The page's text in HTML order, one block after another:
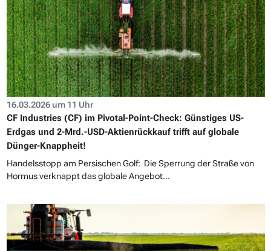
16.03.2026 um 11 Uhr
CF Industries (CF) im Pivotal-Point-Check: Günstiges US-
Erdgas und 2-Mrd.-USD-Aktienrückkauf trifft auf globale
Dünger-Knappheit!
Handelsstopp am Persischen Golf: Die Sperrung der Straße von
Hormus verknappt das globale Angebot...